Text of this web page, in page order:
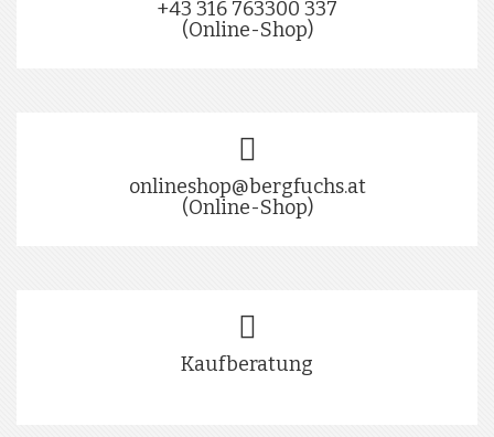
+43 316 763300 337
(Online-Shop)
onlineshop@bergfuchs.at
(Online-Shop)
Kaufberatung